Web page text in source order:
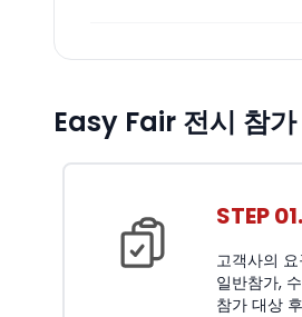
Easy Fair 전시 참
STEP 01.
고객사의
일반참가,
참가 대상